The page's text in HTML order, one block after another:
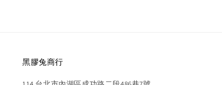
黑膠兔商行